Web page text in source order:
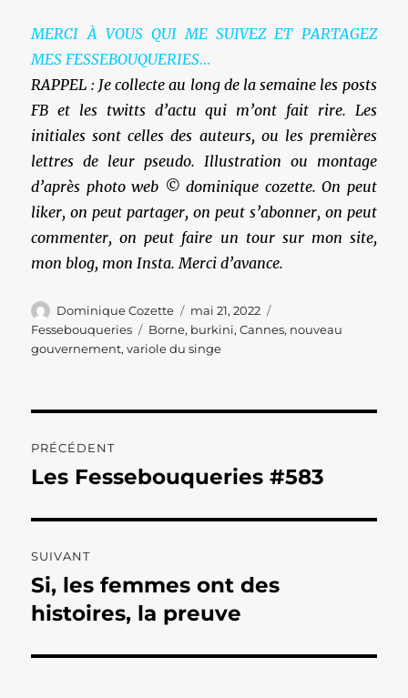
MERCI À VOUS QUI ME SUIVEZ ET PARTAGEZ
MES FESSEBOUQUERIES…
RAPPEL : Je collecte au long de la semaine les posts
FB et les twitts d’actu qui m’ont fait rire. Les
initiales sont celles des auteurs, ou les premières
lettres de leur pseudo. Illustration ou montage
d’après photo web © dominique cozette. On peut
liker, on peut partager, on peut s’abonner, on peut
commenter, on peut faire un tour sur mon site,
mon blog, mon Insta. Merci d’avance.
Auteur
Dominique Cozette
Publié
le
mai 21, 2022
Fessebouqueries
Étiquettes
Borne, burkini,Cannes, nouveau
gouvernement,variole du singe
de
PRÉCÉDENT
Publication
Les Fessebouqueries #583
SUIVANT
Publication
suivante :
Si, les femmes ont des
histoires, la preuve